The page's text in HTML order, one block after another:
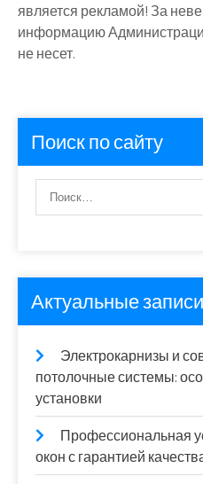
является рекламой! За
информацию
не несет.
Поиск по сайту
Актуальные записи
Электрокарнизы и
потолочные системы:
установки
Профессиональная
окон с гарантией